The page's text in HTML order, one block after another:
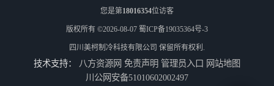
眉山冻库/东坡冷库、彭山冷库、仁寿冷库、丹棱冷库、青神冷库、洪雅冷库
您是第18016354位访客
版权所有 ©2026-08-07 蜀ICP备19035364号-3
四川美柯制冷科技有限公司 保留所有权利.
技术支持： 八方资源网 免责声明 管理员入口 网站地图
川公网安备51010602002497